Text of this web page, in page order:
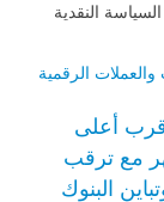
النقدية
والعملات الرقمية
قرب أعلى
مع ترقب
البنوك